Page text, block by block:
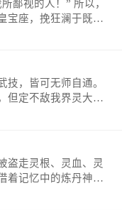
的人！” 所以，
宝座，挽狂澜于既
上的传说！ 微信
u/25284575
注。
技，皆可无师自通。
但定不敌我界灵大
）
盗走灵根、灵血、灵
着记忆中的炼丹神
，拨开重重迷雾，解